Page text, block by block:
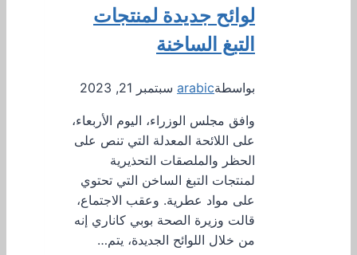
لوائح جديدة لمنتجات
التبغ الساخنة
بواسطةarabic سبتمبر 21, 2023
وافق مجلس الوزراء، اليوم الأربعاء،
على اللائحة المعدلة التي تنص على
الحظر والملصقات التحذيرية
لمنتجات التبغ الساخن التي تحتوي
على مواد عطرية. وعقب الاجتماع،
قالت وزيرة الصحة بوبي كاناري إنه
من خلال اللوائح الجديدة، يتم…